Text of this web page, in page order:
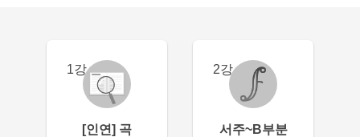
1강
[인연] 곡
2강
서주~B부분